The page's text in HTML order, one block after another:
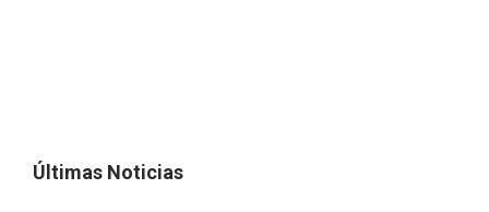
Últimas Noticias